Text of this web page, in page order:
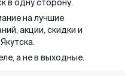
в одну сторону.
на лучшие
акции, скидки и
а не в выходные.